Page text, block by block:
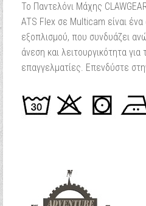
Το Παντελόνι Μάχης
ATS Flex σε Multicam είναι ένα
εξοπλισμού, που συνδυάζει
άνεση και λειτουργικότητα για
επαγγελματίες. Επενδύστε